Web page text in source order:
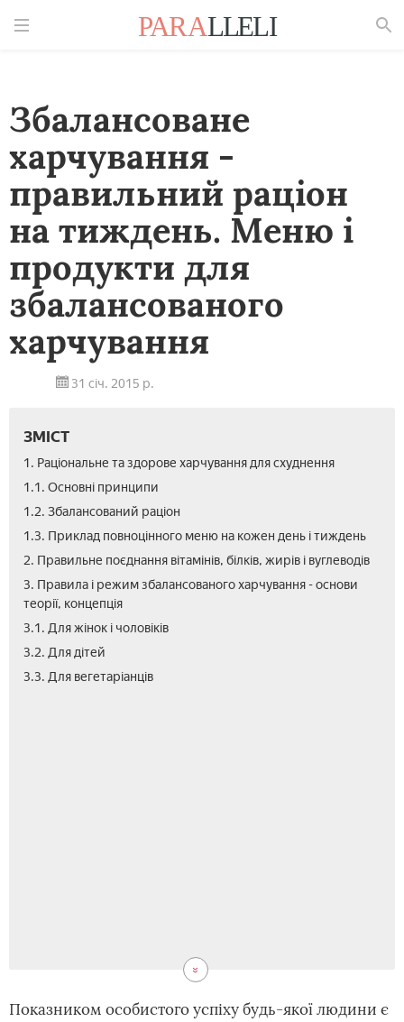
Збалансоване
харчування -
правильний раціон
на тиждень. Меню і
продукти для
збалансованого
харчування
31 січ. 2015 р.
ЗМІСТ
1. Раціональне та здорове харчування для схуднення
1.1. Основні принципи
1.2. Збалансований раціон
1.3. Приклад повноцінного меню на кожен день і тиждень
2. Правильне поєднання вітамінів, білків, жирів і вуглеводів
3. Правила і режим збалансованого харчування - основи
теорії, концепція
3.1. Для жінок і чоловіків
3.2. Для дітей
3.3. Для вегетаріанців
Показником особистого успіху будь-якої людини є